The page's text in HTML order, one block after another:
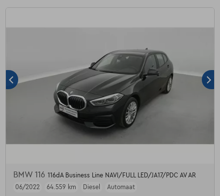
BMW 116 116dA Business Line NAVI/FULL LED/JA17/PDC AV AR
06/2022
64.559 km Diesel Automaat